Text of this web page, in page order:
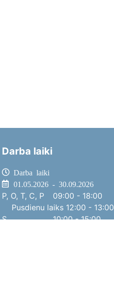
Darba laiki
Darba laiki
01.05.2026 - 30.09.2026
P, O, T, C, P
09:00 - 18:00
Pusdienu laiks 12:00 - 13:00
S
10:00 - 15:00